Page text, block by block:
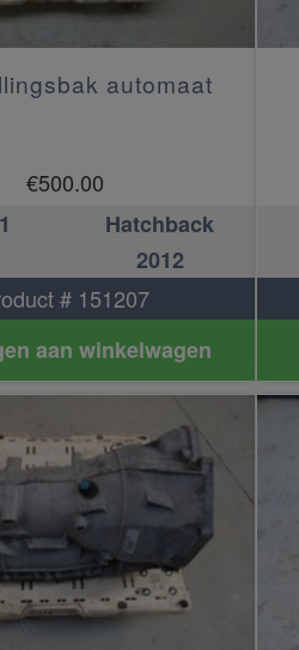
automaat
€500.00
Hatchback
2012
# 151207
aan winkelwagen